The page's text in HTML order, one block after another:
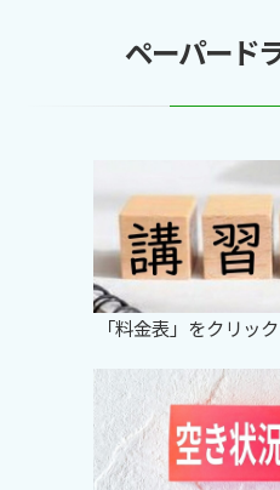
ペーパード
「料金表」をクリック